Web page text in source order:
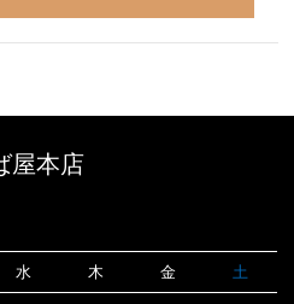
屋本店
水 木 金 土